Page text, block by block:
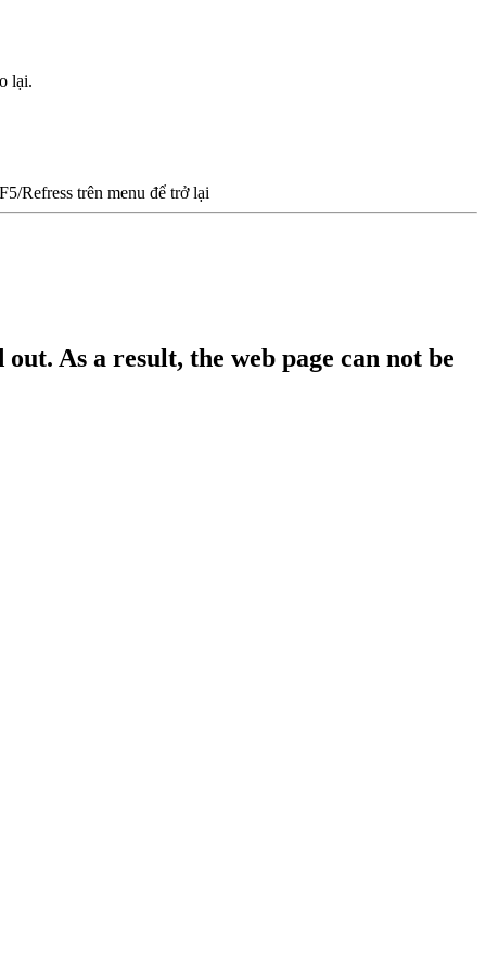
lại.
Refress trên menu để trở lại
As a result, the web page can not be